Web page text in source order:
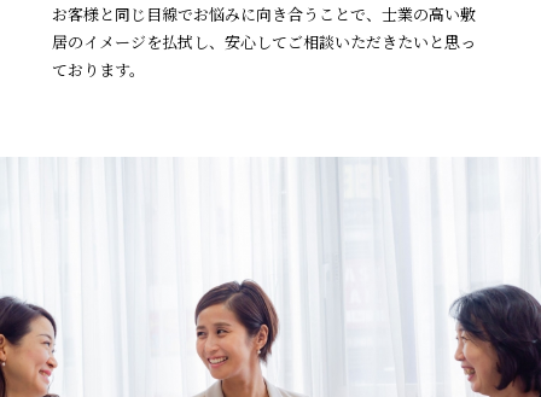
お客様と同じ目線でお悩みに向き合うことで、士業の高い敷
居のイメージを払拭し、安心してご相談いただきたいと思っ
ております。